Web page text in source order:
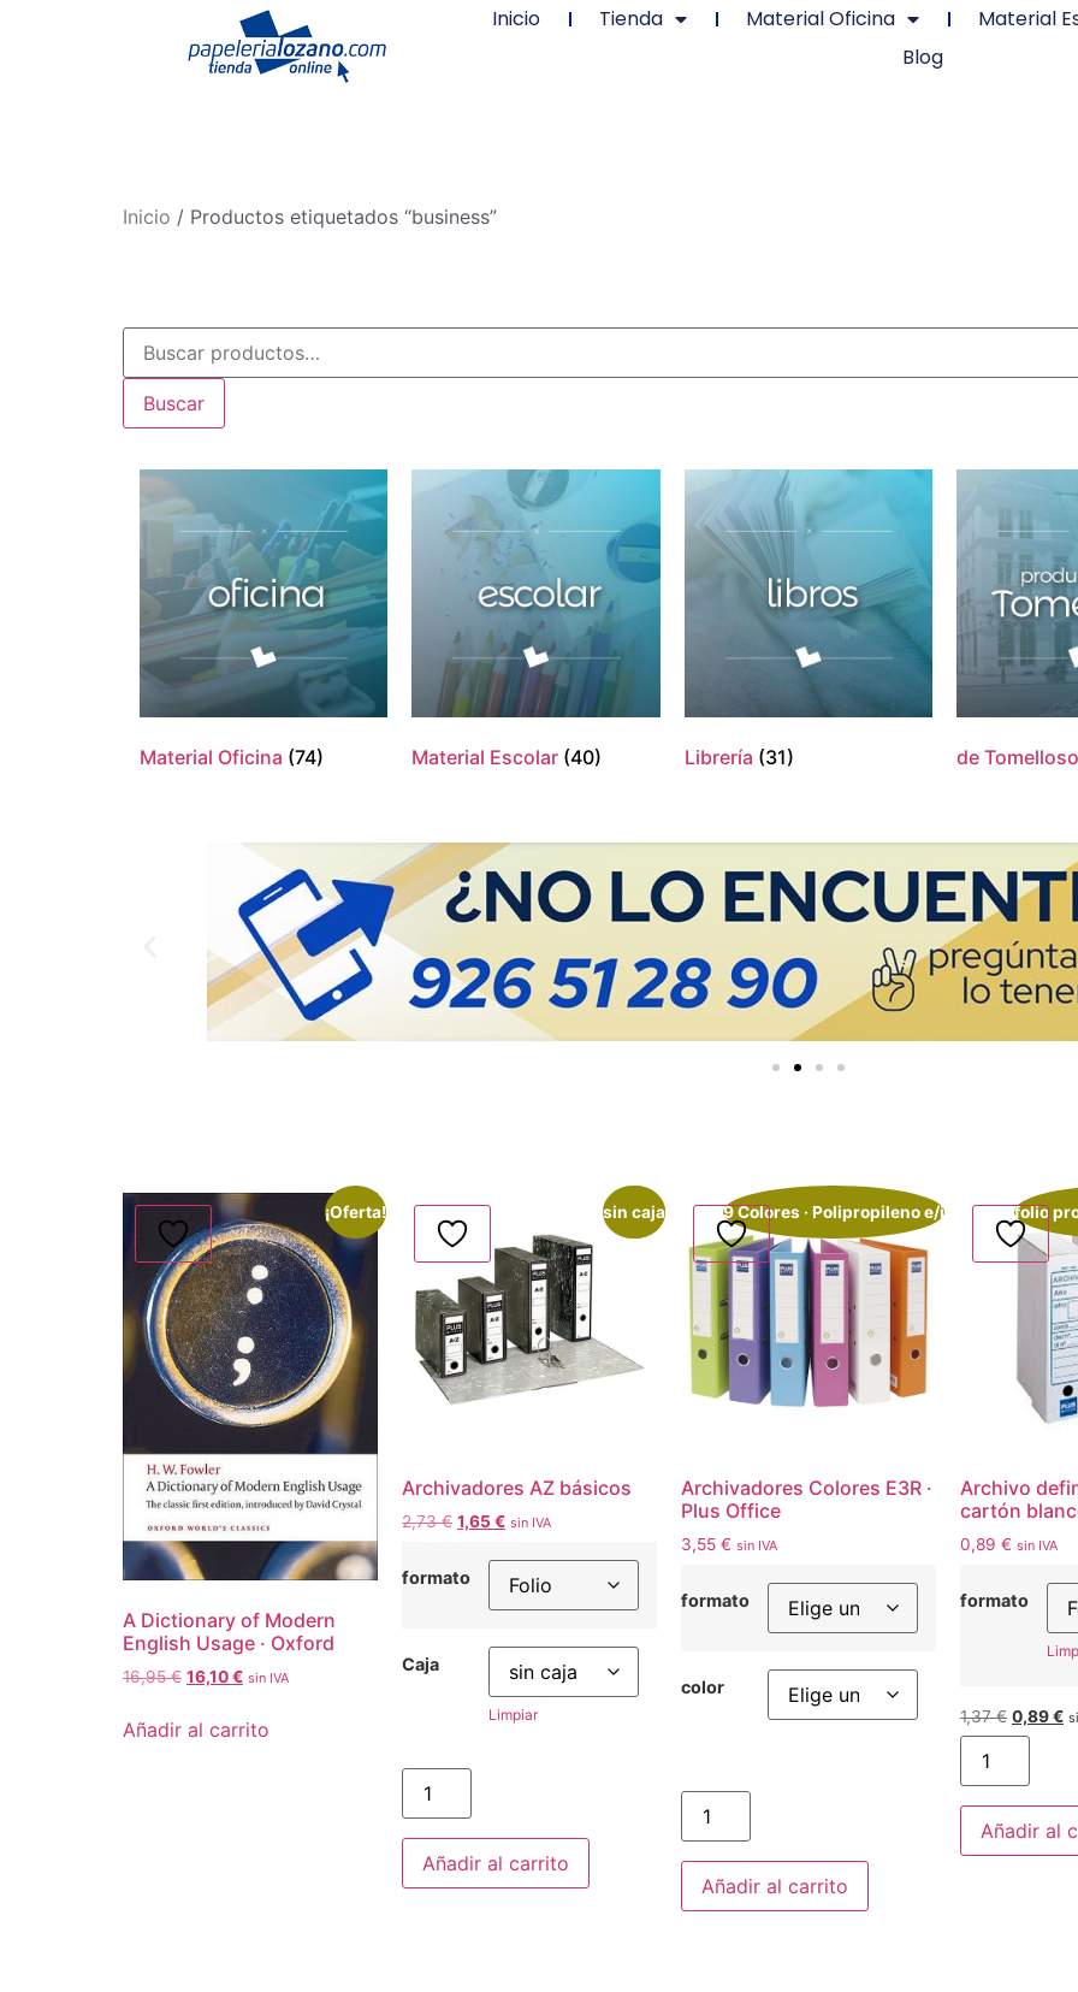
Inicio Tienda Material Oficina Material
Blog
Inicio / Productos etiquetados “business”
Buscar
Material Oficina (74) Material Escolar (40) Librería (31) de Tomelloso
¡Oferta!
A Dictionary of Modern
English Usage · Oxford
16,95€ 16,10€ sin IVA
Añadir al carrito
¡Oferta!
sin caja
Archivadores AZ básicos
2,73€ 1,65€ sin IVA
formato
Caja
Limpiar
Añadir al carrito
9 Colores · Polipropileno e/i
Archivadores Colores E3R ·
Plus Office
3,55 € sin IVA
formato
color
Añadir al carrito
folio
Archivo
cartón
0,89 € sin IVA
formato
1,37€ 0,89€
Añadir al